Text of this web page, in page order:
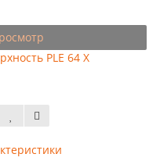
PLE 64 X